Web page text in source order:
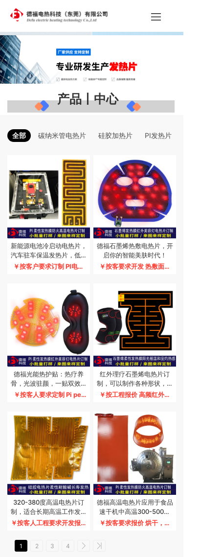
产品丨中心
全部 碳纳米管电热片 硅胶加热片 PI发热片
新能源电池冷启动电热片，
汽车驻车保温发热片，低温
地区电池放电恒温加热膜，
￥按客户要求订制 PI电热
德福石墨烯热敷电热片，开
启你的智能美肤时代！
￥按客要求开发 热敷面膜
肿瘤 结节
德福光能热护贴：热疗养
骨，光波驻颜，一贴双效的
养生美容革命
￥按客人要求定制 Pi pet
红外理疗石墨烯电热片订
制，可以制作各种形状，电
压 温度 性能要求
￥按工程报价 高频红外波
管电热膜订制
320-380度高温电热片订
制，适合长期高温工作发热
片，无辐射不着火，防火防
￥按客人工程要求开发报价
订制加工，新材料耐高温开
发
德福高温电热片应用于食品
速干机中高温300-500度
高效能发热，能长期不断电
￥按客要求报价 烘干，蒸
1 2 3 4